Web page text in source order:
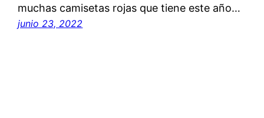
muchas camisetas rojas que tiene este año…
junio 23, 2022